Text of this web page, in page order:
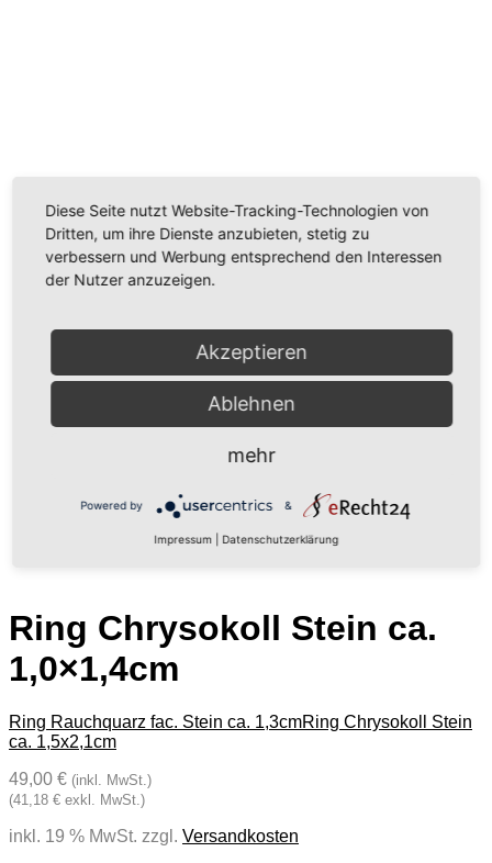
zu Ihren Aktivitäten sammeln. Bitte lesen Sie die Details
durch und stimmen Sie der Nutzung des Service zu,
um dieses Video anzusehen.
Akzeptieren
Usercentrics Consent Management
Ring Chrysokoll Stein ca.
1,0×1,4cm
Ring Rauchquarz fac. Stein ca. 1,3cmRing Chrysokoll Stein
ca. 1,5x2,1cm
49,00 € (inkl. MwSt.)
(41,18 € exkl. MwSt.)
inkl. 19 % MwSt. zzgl. Versandkosten
Diese Seite nutzt Website-Tracking-Technologien von
Dritten, um ihre Dienste anzubieten, stetig zu
verbessern und Werbung entsprechend den Interessen
der Nutzer anzuzeigen.
Akzeptieren
Ablehnen
mehr
Powered by &
Impressum Datenschutzerklärung